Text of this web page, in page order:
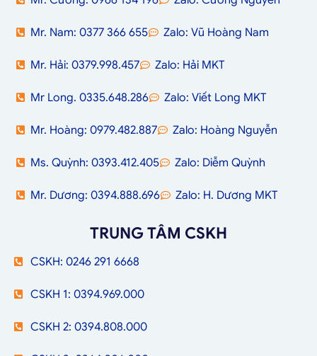
Mr. Nam: 0377 366 655 Zalo: Vũ Hoàng Nam
Mr. Hải: 0379.998.457 Zalo: Hải MKT
Mr Long. 0335.648.286 Zalo: Viết Long MKT
Mr. Hoàng: 0979.482.887 Zalo: Hoàng Nguyễn
Ms. Quỳnh: 0393.412.405 Zalo: Diễm Quỳnh
Mr. Dương: 0394.888.696 Zalo: H. Dương MKT
TRUNG TÂM CSKH
CSKH: 0246 291 6668
CSKH 1: 0394.969.000
CSKH 2: 0394.808.000